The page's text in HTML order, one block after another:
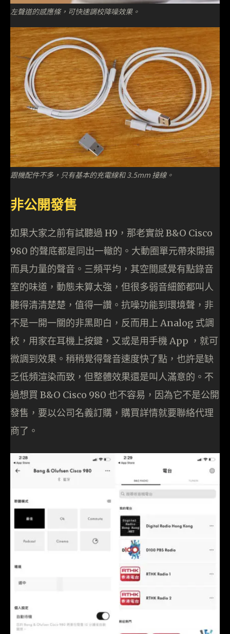
左聲道的感應條，可快速調校降噪效果。
跟機配件不多，只有基本的充電線和 3.5mm 接線。
非公開發售
如果大家之前有試聽過 H9，那老實說 B&O Cisco
980 的聲底都是同出一轍的。大動圈單元帶來開揚
而具力量的聲音。三頻平均，其空間感覺有點錄音
室的味道，動態未算太強，但很多弱音細節都叫人
聽得清清楚楚，值得一讚。抗噪功能到環境聲，非
不是一開一關的非黑即白，反而用上 Analog 式調
校，用家在耳機上按鍵，又或是用手機 App ，就可
微調到效果。稍稍覺得聲音速度快了點，也許是缺
乏低頻渲染而致，但整體效果還是叫人滿意的。不
過想買 B&O Cisco 980 也不容易，因為它不是公開
發售，要以公司名義訂購，購買詳情就要聯絡代理
商了。